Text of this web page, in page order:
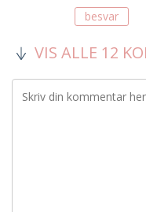
besvar
VIS ALLE 12